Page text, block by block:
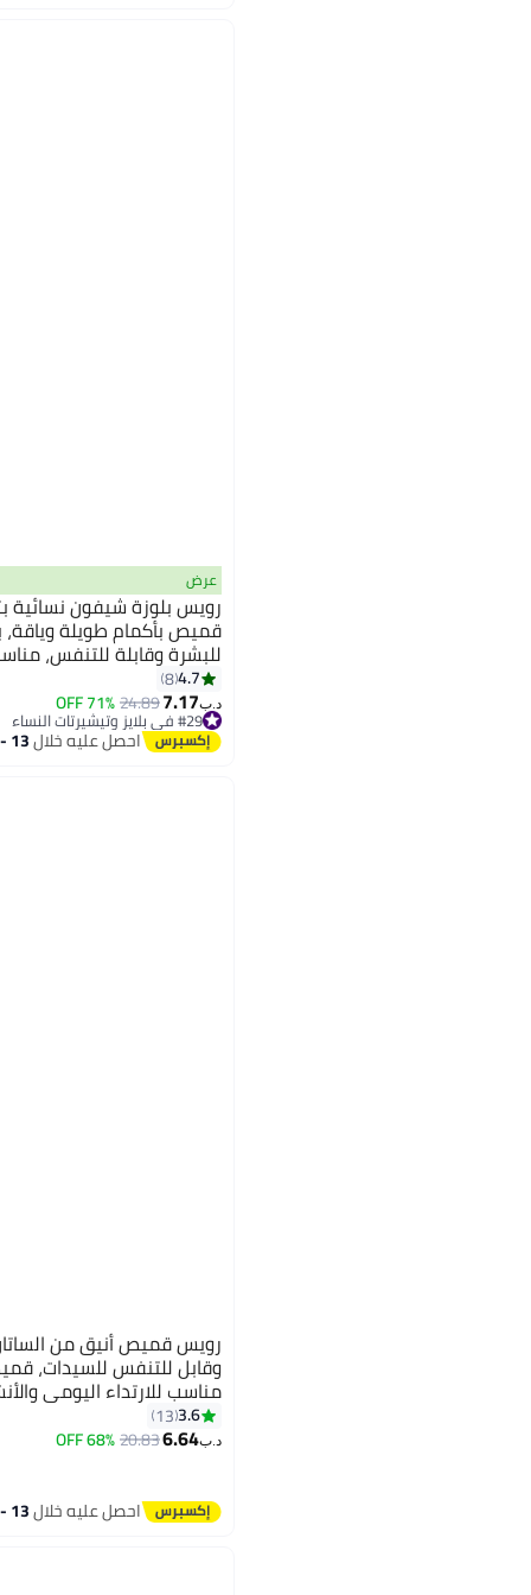
عرض
رويس بلوزة شيفون
قميص بأكمام طويلة وياقة،
للبشرة وقابلة للتنفس،
4.7
8
د.ب‏7.17
24.89
71% OFF #29 في بلايز وتيشيرتات النساء
أقل سعر في 30 يوم
#29 في بلايز وتيشيرتات النساء احصل عليه خلال13 - 14 اغسطس
رويس قميص أنيق من
وقابل للتنفس للسيدات،
مناسب للارتداء اليومي
3.6
13
د.ب‏6.64
20.83
68% OFF
احصل عليه خلال13 - 14 اغسطس